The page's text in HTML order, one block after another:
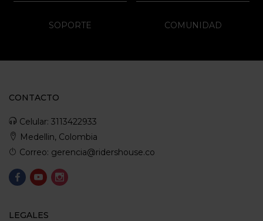
SOPORTE COMUNIDAD
CONTACTO
Celular: 3113422933
Medellin, Colombia
Correo: gerencia@ridershouse.co
LEGALES